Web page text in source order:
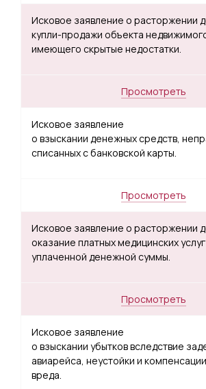
Исковое заявление о расторжении
купли-продажи объекта
имеющего скрытые недостатки.
Просмотреть
Исковое заявление
о взыскании денежных средств,
списанных с банковской карты.
Просмотреть
Исковое заявление о расторжении
оказание платных медицинских
уплаченной денежной суммы.
Просмотреть
Исковое заявление
о взыскании убытков вследствие
авиарейса, неустойки и
вреда.